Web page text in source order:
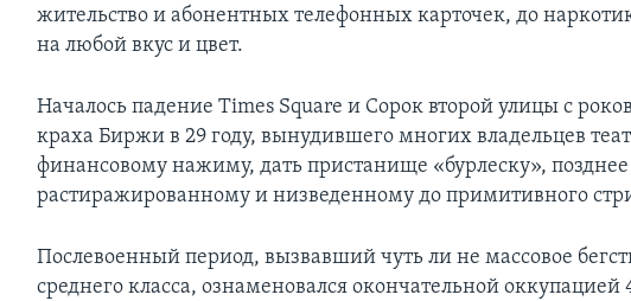
жительство и абонентных телефонных карточек, до
на любой вкус и цвет.
Началось падение Times Square и Сорок второй улицы с
краха Биржи в 29 году, вынудившего многих владельцев
финансовому нажиму, дать пристанище «бурлеску», позднее
растиражированному и низведенному до примитивного
Послевоенный период, вызвавший чуть ли не массовое
среднего класса, ознаменовался окончательной оккупацией